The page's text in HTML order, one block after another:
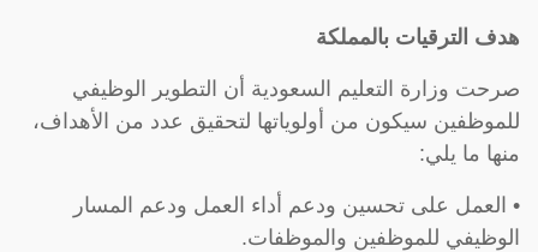
هدف الترقيات بالمملكة
صرحت وزارة التعليم السعودية أن التطوير الوظيفي
للموظفين سيكون من أولوياتها لتحقيق عدد من الأهداف،
منها ما يلي:
• العمل على تحسين ودعم أداء العمل ودعم المسار
الوظيفي للموظفين والموظفات.